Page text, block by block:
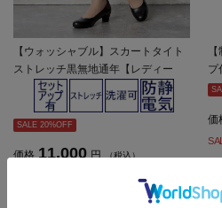
【ウォッシャブル】スカートタイト
ストレッチ黒無地通年【レディー
SALE 20%OFF
価格 11,000 円 （税込）
★2点目10%OFF/3点目以降20%O
プ
【
価